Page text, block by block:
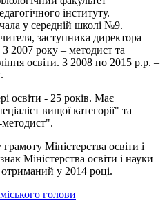
інституту.
у середній школі №9.
заступника директора
року – методист та
освіти. З 2008 по 2015 р.р. –
освіти - 25 років. Має
вищої категорії" та
методист".
Міністерства освіти і
Міністерства освіти і науки
у 2014 році.
голови